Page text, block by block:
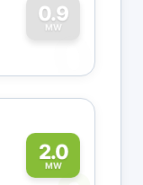
0.9
MW
0
2.0
MW